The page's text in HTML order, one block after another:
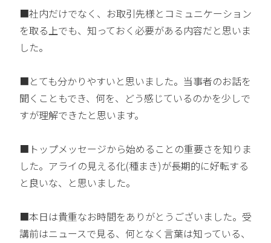
■社内だけでなく、お取引先様とコミュニケーション
を取る上でも、知っておく必要がある内容だと思いま
した。
■とても分かりやすいと思いました。当事者のお話を
聞くこともでき、何を、どう感じているのかを少しで
すが理解できたと思います。
■トップメッセージから始めることの重要さを知りま
した。アライの見える化(種まき)が長期的に好転する
と良いな、と思いました。
■本日は貴重なお時間をありがとうございました。受
講前はニュースで見る、何となく言葉は知っている、